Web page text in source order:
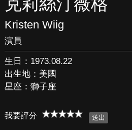
Kristen Wiig
演員
生日：1973.08.22
出生地：美國
星座：獅子座
我要評分